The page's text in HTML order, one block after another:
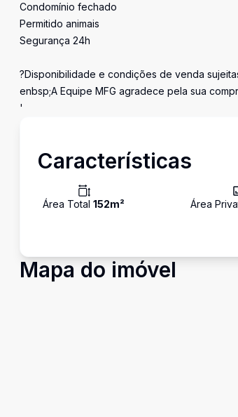
Condomínio fechado
Permitido animais
Segurança 24h
?Disponibilidade e condições de venda
enbsp;A Equipe MFG agradece pela sua
'
Características
Área Total 152m² Área
Mapa do imóvel